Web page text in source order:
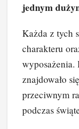
jednym
Każda z tych
charakteru
wyposażenia.
znajdowało
przeciwnym
podczas